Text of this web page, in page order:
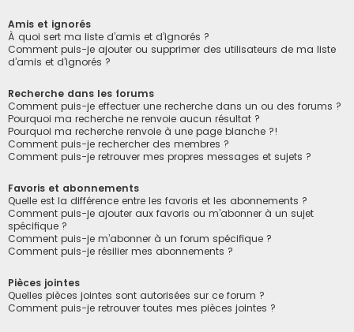
Amis et ignorés
À quoi sert ma liste d’amis et d’ignorés ?
Comment puis-je ajouter ou supprimer des utilisateurs de ma liste
d’amis et d’ignorés ?
Recherche dans les forums
Comment puis-je effectuer une recherche dans un ou des forums ?
Pourquoi ma recherche ne renvoie aucun résultat ?
Pourquoi ma recherche renvoie à une page blanche ?!
Comment puis-je rechercher des membres ?
Comment puis-je retrouver mes propres messages et sujets ?
Favoris et abonnements
Quelle est la différence entre les favoris et les abonnements ?
Comment puis-je ajouter aux favoris ou m’abonner à un sujet
spécifique ?
Comment puis-je m’abonner à un forum spécifique ?
Comment puis-je résilier mes abonnements ?
Pièces jointes
Quelles pièces jointes sont autorisées sur ce forum ?
Comment puis-je retrouver toutes mes pièces jointes ?